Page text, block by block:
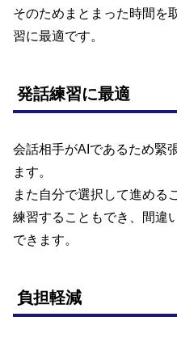
そのためまとまった時間を
習に最適です。
発話練習に最適
会話相手がAIであるため緊
ます。
また自分で選択して進める
練習することもでき、間違
できます。
負担軽減